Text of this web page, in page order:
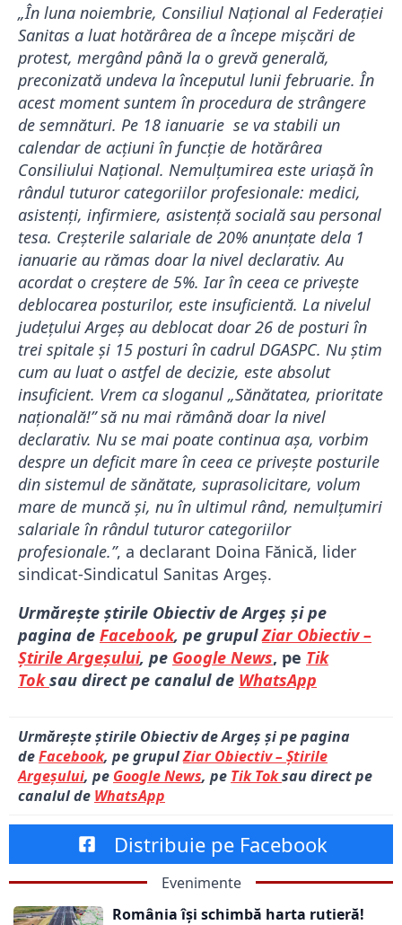
„În luna noiembrie, Consiliul Naţional al Federaţiei
Sanitas a luat hotărârea de a începe mişcări de
protest, mergând până la o grevă generală,
preconizată undeva la începutul lunii februarie. În
acest moment suntem în procedura de strângere
de semnături. Pe 18 ianuarie se va stabili un
calendar de acțiuni în funcție de hotărârea
Consiliului Național. Nemulțumirea este uriașă în
rândul tuturor categoriilor profesionale: medici,
asistenți, infirmiere, asistență socială sau personal
tesa. Creșterile salariale de 20% anunțate dela 1
ianuarie au rămas doar la nivel declarativ. Au
acordat o creștere de 5%. Iar în ceea ce privește
deblocarea posturilor, este insuficientă. La nivelul
județului Argeș au deblocat doar 26 de posturi în
trei spitale și 15 posturi în cadrul DGASPC. Nu știm
cum au luat o astfel de decizie, este absolut
insuficient. Vrem ca sloganul „Sănătatea, prioritate
națională!” să nu mai rămână doar la nivel
declarativ. Nu se mai poate continua așa, vorbim
despre un deficit mare în ceea ce privește posturile
din sistemul de sănătate, suprasolicitare, volum
mare de muncă și, nu în ultimul rând, nemulțumiri
salariale în rândul tuturor categoriilor
profesionale.”, a declarant Doina Fănică, lider
sindicat-Sindicatul Sanitas Argeș.
Urmărește știrile Obiectiv de Argeș și pe
pagina de Facebook, pe grupulZiar Obiectiv –
Știrile Argeșului, pe Google News, pe Tik
Toksau direct pe canalul de WhatsApp
Urmărește știrile Obiectiv de Argeș și pe pagina
deFacebook, pe grupulZiar Obiectiv – Știrile
Argeșului, pe Google News, pe Tik Toksau direct pe
canalul de WhatsApp
Distribuie pe Facebook
Evenimente
România își schimbă harta rutieră!